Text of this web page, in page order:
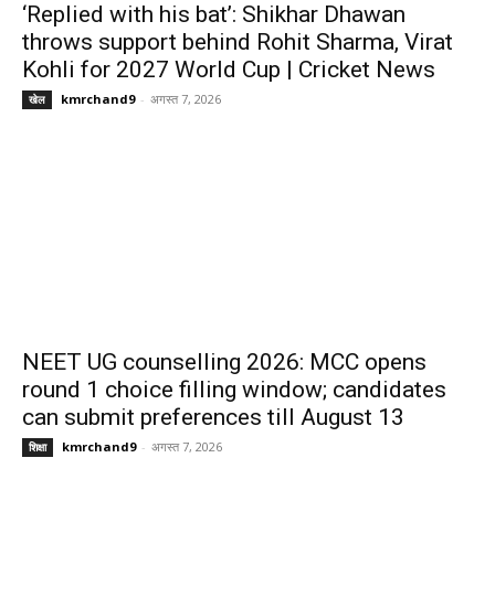
‘Replied with his bat’: Shikhar Dhawan
throws support behind Rohit Sharma, Virat
Kohli for 2027 World Cup | Cricket News
खेल kmrchand9 - अगस्त 7, 2026
NEET UG counselling 2026: MCC opens
round 1 choice filling window; candidates
can submit preferences till August 13
शिक्षा kmrchand9 - अगस्त 7, 2026